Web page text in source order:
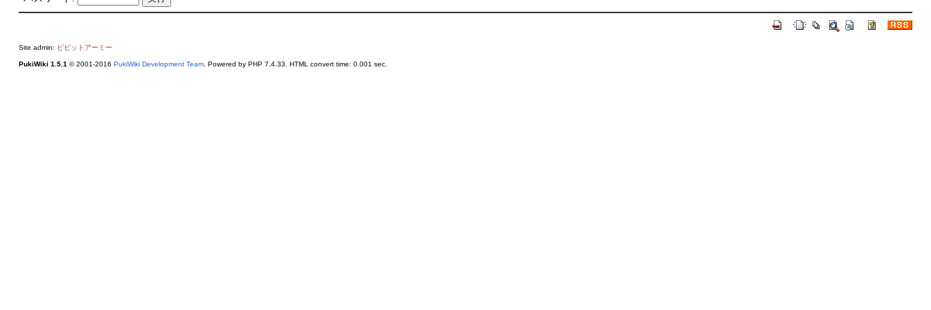
Site admin: ビビットアーミー
PukiWiki 1.5.1© 2001-2016 PukiWiki Development Team. Powered by PHP 7.4.33. HTML convert time: 0.001 sec.